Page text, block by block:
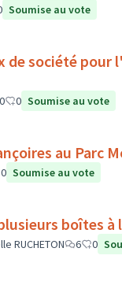
Soumise au vote
de société pour
0 0 Soumise au vote
au Parc
0 Soumise au vote
boîtes à
RUCHETON 6 0